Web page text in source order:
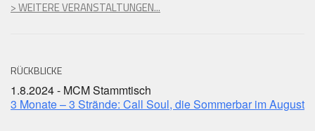
> WEITERE VERANSTALTUNGEN...
RÜCKBLICKE
1.8.2024 - MCM Stammtisch
3 Monate – 3 Strände: Call Soul, die Sommerbar im August